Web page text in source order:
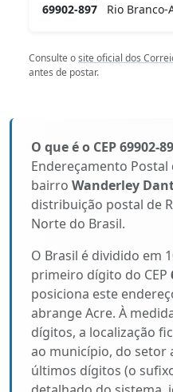
69902-897 Rio Branco-
Consulte osite oficial dos
antes de postar.
O que é o CEP 69902-
Endereçamento Postal
bairro Wanderley
distribuição postal de
Norte do Brasil.
O Brasil é dividido em
primeiro dígito do CEP
posiciona este
abrange Acre. À
dígitos, a localização
ao município, do setor
últimos dígitos (o